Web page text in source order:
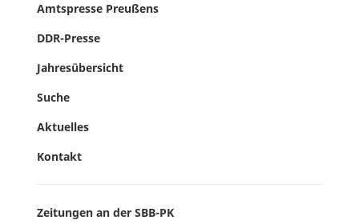
Amtspresse Preußens
DDR-Presse
Jahresübersicht
Suche
Aktuelles
Kontakt
Zeitungen an der SBB-PK